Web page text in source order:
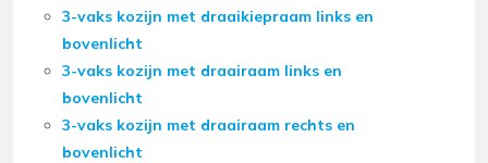
3-vaks kozijn met draaikiepraam links en
bovenlicht
3-vaks kozijn met draairaam links en
bovenlicht
3-vaks kozijn met draairaam rechts en
bovenlicht